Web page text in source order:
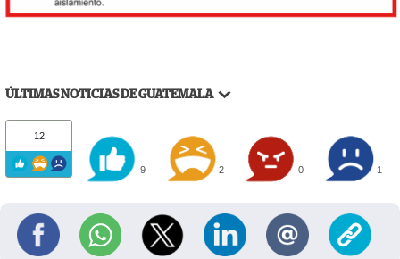
ÚLTIMAS NOTICIAS DE GUATEMALA
12
9 2 0 1